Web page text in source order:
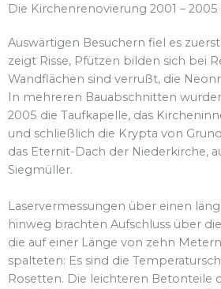
Die Kirchenrenovierung 2001 – 2005
Auswärtigen Besuchern fiel es
zeigt Risse, Pfützen bilden sich bei
Wandflächen sind verrußt, die
In mehreren Bauabschnitten
2005 die Taufkapelle, das
und schließlich die Krypta von
das Eternit-Dach der Niederkirche,
Siegmüller.
Laservermessungen über einen
hinweg brachten Aufschluss über
die auf einer Länge von zehn
spalteten: Es sind die
Rosetten. Die leichteren Betonteile